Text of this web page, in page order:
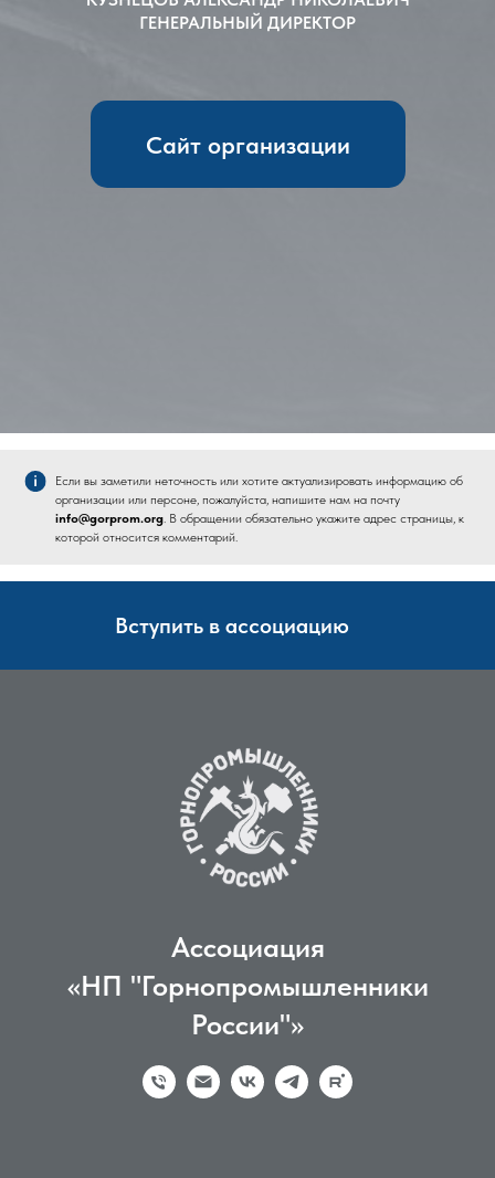
ГЕНЕРАЛЬНЫЙ ДИРЕКТОР
Сайт организации
Если вы заметили неточность или хотите актуализировать информацию об
организации или персоне, пожалуйста, напишите нам на почту
info@gorprom.org. В обращении обязательно укажите адрес страницы, к
которой относится комментарий.
Вступить в ассоциацию
Ассоциация
«НП "Горнопромышленники
России"»